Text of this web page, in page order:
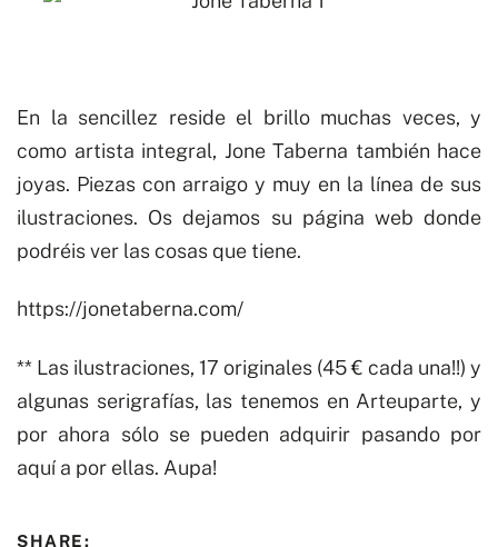
En la sencillez reside el brillo muchas veces, y
como artista integral, Jone Taberna también hace
joyas. Piezas con arraigo y muy en la línea de sus
ilustraciones. Os dejamos su página web donde
podréis ver las cosas que tiene.
https://jonetaberna.com/
** Las ilustraciones, 17 originales (45 € cada una!!) y
algunas serigrafías, las tenemos en Arteuparte, y
por ahora sólo se pueden adquirir pasando por
aquí a por ellas. Aupa!
SHARE: